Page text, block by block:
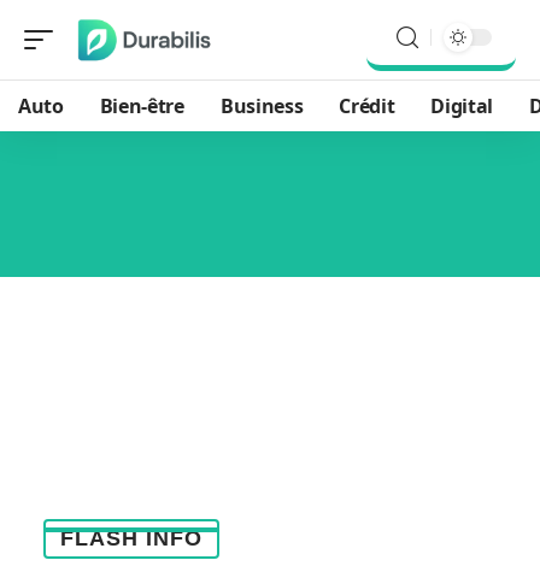
Auto Bien-être Business Crédit Digital
FLASH INFO